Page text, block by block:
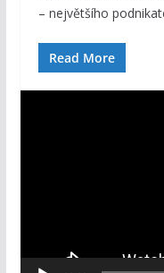
– největšího
Read More
e